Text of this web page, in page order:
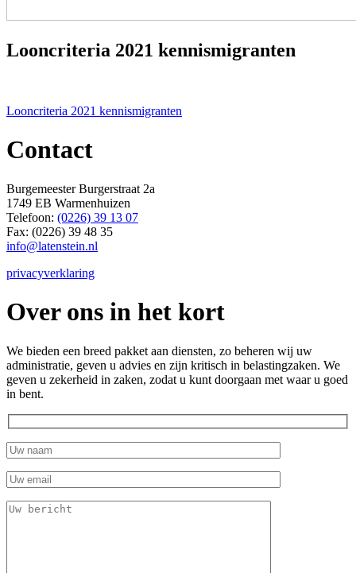
Looncriteria 2021 kennismigranten
Bericht
Looncriteria 2021 kennismigranten
Contact
Burgemeester Burgerstraat 2a
1749 EB Warmenhuizen
Telefoon: (0226) 39 13 07
Fax: (0226) 39 48 35
info@latenstein.nl
privacyverklaring
Over ons in het kort
We bieden een breed pakket aan diensten, zo beheren wij uw
administratie, geven u advies en zijn kritisch in belastingzaken. We
geven u zekerheid in zaken, zodat u kunt doorgaan met waar u goed
in bent.